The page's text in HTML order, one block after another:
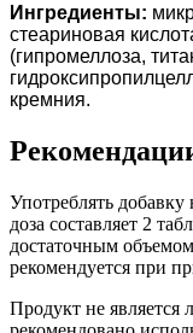
Ингредиенты:
стеариновая
(гипромеллоза,
кремния.
Употреблять
доза составляет 2
достаточным
рекомендуется при
Продукт не является